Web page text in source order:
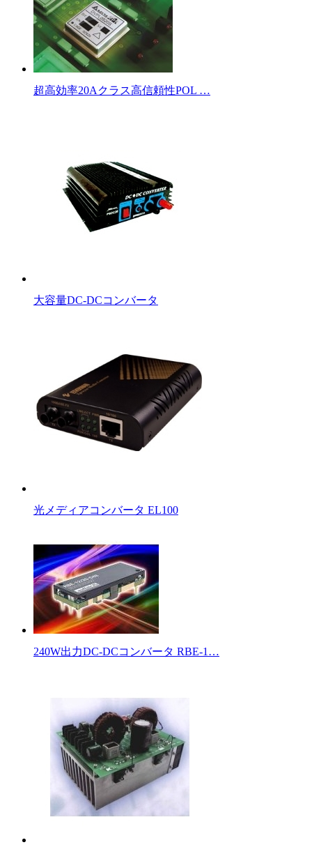
超高効率20Aクラス高信頼性POL …
大容量DC-DCコンバータ
光メディアコンバータ EL100
240W出力DC-DCコンバータ RBE-1…